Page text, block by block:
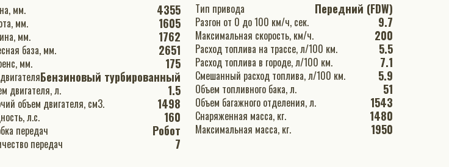
Длина, мм. 4355
Высота, мм. 1605
Ширина, мм. 1762
Колесная база, мм. 2651
Клиренс, мм. 175
Тип двигателяБензиновый турбированный
Объем двигателя, л. 1.5
Рабочий объем двигателя, см3. 1498
Мощность, л.с. 160
Коробка передач Робот
Количество передач 7
Тип привода Передний (FDW)
Разгон от 0 до 100 км/ч, сек. 9.7
Максимальная скорость, км/ч. 200
Расход топлива на трассе, л/100 км. 5.5
Расход топлива в городе, л/100 км. 7.1
Смешанный расход топлива, л/100 км. 5.9
Объем топливного бака, л. 51
Объем багажного отделения, л. 1543
Снаряженная масса, кг. 1480
Максимальная масса, кг. 1950